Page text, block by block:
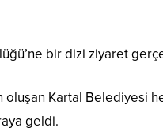
bir dizi ziyaret
Kartal Belediyesi
geldi.